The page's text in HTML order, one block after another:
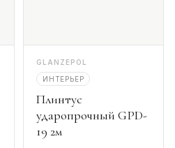
GLANZEPOL
ИНТЕРЬЕР
Плинтус
ударопрочный GPD-
19 2м